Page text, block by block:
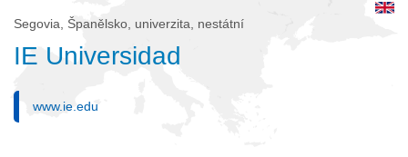
Segovia, Španělsko, univerzita, nestátní
IE Universidad
www.ie.edu